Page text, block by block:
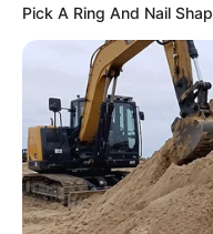
Pick A Ring And Nail